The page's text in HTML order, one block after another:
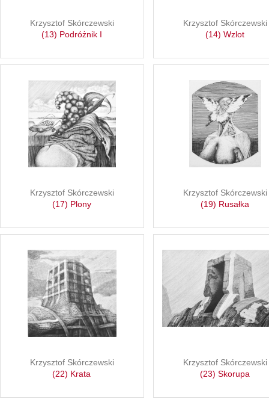
Krzysztof Skórczewski
(13) Podróżnik I
Krzysztof Skórczewski
(14) Wzlot
Krzysztof Skórczewski
(17) Plony
Krzysztof Skórczewski
(19) Rusałka
Krzysztof Skórczewski
(22) Krata
Krzysztof Skórczewski
(23) Skorupa